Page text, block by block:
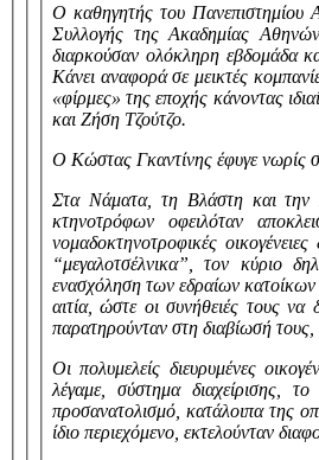
Ο καθηγητής του Πανεπιστημίου
Συλλογής της Ακαδημίας
διαρκούσαν ολόκληρη εβδομάδα
Κάνει αναφορά σε μεικτές
«φίρμες» της εποχής κάνοντας
και Ζήση Τζούτζο.
Ο Κώστας Γκαντίνης έφυγε νωρίς
Στα Νάματα, τη Βλάστη και την
κτηνοτρόφων οφειλόταν
νομαδοκτηνοτροφικές
“μεγαλοτσέλνικα”, τον κύριο
ενασχόληση των εδραίων
αιτία, ώστε οι συνήθειές τους
παρατηρούνταν στη διαβίωσή
Οι πολυμελείς διευρυμένες
λέγαμε, σύστημα διαχείρισης,
προσανατολισμό, κατάλοιπα της
ίδιο περιεχόμενο, εκτελούνταν